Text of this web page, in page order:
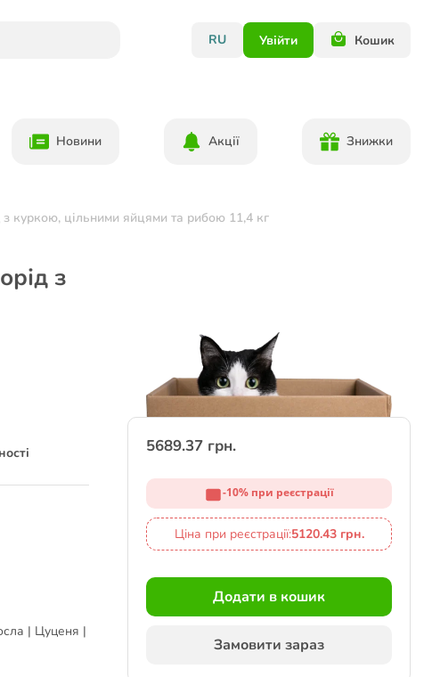
RU Увійти Кошик
Новини Акції Знижки
куркою, цільними яйцями та рибою 11,4 кг
з
| Цуценя |
5689.37 грн.
-10% при реєстрації
Ціна при реєстрації:5120.43 грн.
Додати в кошик
Замовити зараз